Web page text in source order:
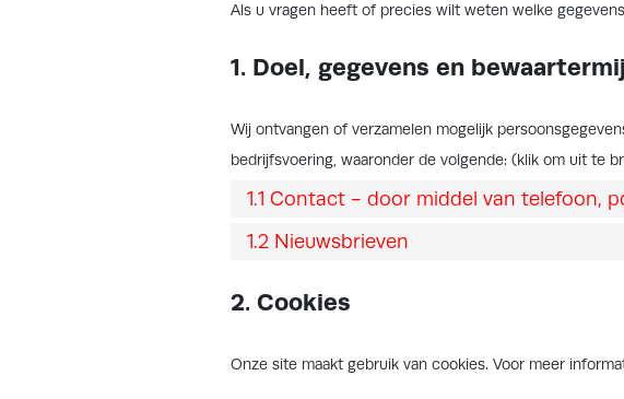
Als u vragen heeft of precies wilt weten welke
1. Doel, gegevens en
Wij ontvangen of verzamelen mogelijk
bedrijfsvoering, waaronder de volgende: (klik om uit te
1.1 Contact - door middel van telefoon,
1.2 Nieuwsbrieven
2. Cookies
Onze site maakt gebruik van cookies. Voor meer